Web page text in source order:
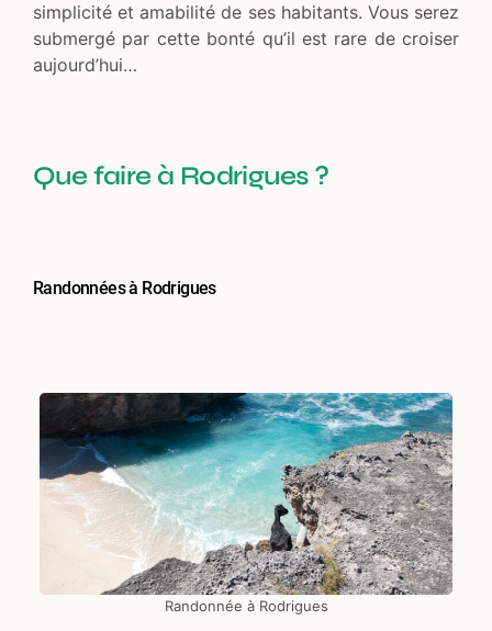
simplicité et amabilité de ses habitants. Vous serez
submergé par cette bonté qu’il est rare de croiser
aujourd’hui…
Que faire à Rodrigues ?
Randonnées à Rodrigues
Randonnée à Rodrigues